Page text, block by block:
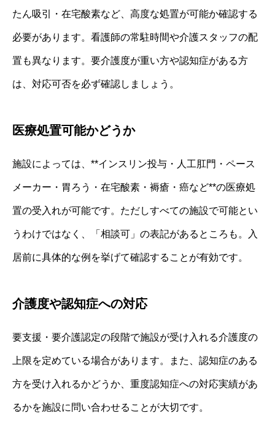
たん吸引・在宅酸素など、高度な処置が可能か確認する
必要があります。看護師の常駐時間や介護スタッフの配
置も異なります。要介護度が重い方や認知症がある方
は、対応可否を必ず確認しましょう。
医療処置可能かどうか
施設によっては、**インスリン投与・人工肛門・ペース
メーカー・胃ろう・在宅酸素・褥瘡・癌など**の医療処
置の受入れが可能です。ただしすべての施設で可能とい
うわけではなく、「相談可」の表記があるところも。入
居前に具体的な例を挙げて確認することが有効です。
介護度や認知症への対応
要支援・要介護認定の段階で施設が受け入れる介護度の
上限を定めている場合があります。また、認知症のある
方を受け入れるかどうか、重度認知症への対応実績があ
るかを施設に問い合わせることが大切です。